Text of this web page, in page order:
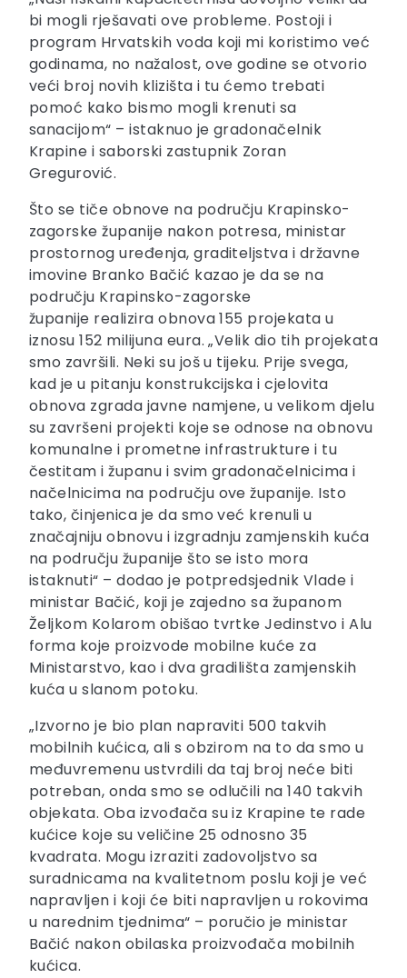
bi mogli rješavati ove probleme. Postoji i
program Hrvatskih voda koji mi koristimo već
godinama, no nažalost, ove godine se otvorio
veći broj novih klizišta i tu ćemo trebati
pomoć kako bismo mogli krenuti sa
sanacijom“ – istaknuo je gradonačelnik
Krapine i saborski zastupnik Zoran
Gregurović.
Što se tiče obnove na području Krapinsko-
zagorske županije nakon potresa, ministar
prostornog uređenja, graditeljstva i državne
imovine Branko Bačić kazao je da se na
području Krapinsko-zagorske
županije realizira obnova 155 projekata u
iznosu 152 milijuna eura. „Velik dio tih projekata
smo završili. Neki su još u tijeku. Prije svega,
kad je u pitanju konstrukcijska i cjelovita
obnova zgrada javne namjene, u velikom djelu
su završeni projekti koje se odnose na obnovu
komunalne i prometne infrastrukture i tu
čestitam i županu i svim gradonačelnicima i
načelnicima na području ove županije. Isto
tako, činjenica je da smo već krenuli u
značajniju obnovu i izgradnju zamjenskih kuća
na području županije što se isto mora
istaknuti“ – dodao je potpredsjednik Vlade i
ministar Bačić, koji je zajedno sa županom
Željkom Kolarom obišao tvrtke Jedinstvo i Alu
forma koje proizvode mobilne kuće za
Ministarstvo, kao i dva gradilišta zamjenskih
kuća u slanom potoku.
„Izvorno je bio plan napraviti 500 takvih
mobilnih kućica, ali s obzirom na to da smo u
međuvremenu ustvrdili da taj broj neće biti
potreban, onda smo se odlučili na 140 takvih
objekata. Oba izvođača su iz Krapine te rade
kućice koje su veličine 25 odnosno 35
kvadrata. Mogu izraziti zadovoljstvo sa
suradnicama na kvalitetnom poslu koji je već
napravljen i koji će biti napravljen u rokovima
u narednim tjednima“ – poručio je ministar
Bačić nakon obilaska proizvođača mobilnih
kućica.